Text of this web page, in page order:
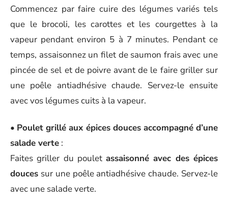
Commencez par faire cuire des légumes variés tels
que le brocoli, les carottes et les courgettes à la
vapeur pendant environ 5 à 7 minutes. Pendant ce
temps, assaisonnez un filet de saumon frais avec une
pincée de sel et de poivre avant de le faire griller sur
une poêle antiadhésive chaude. Servez-le ensuite
avec vos légumes cuits à la vapeur.
• Poulet grillé aux épices douces accompagné d’une
salade verte :
Faites griller du pouletassaisonné avec des épices
douces sur une poêle antiadhésive chaude. Servez-le
avec une salade verte.